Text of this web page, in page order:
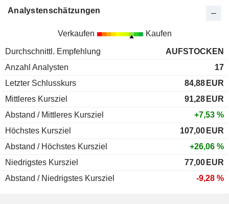
Analystenschätzungen
Verkaufen Kaufen
Durchschnittl. Empfehlung
AUFSTOCKEN
Anzahl Analysten
17
Letzter Schlusskurs
84,88 EUR
Mittleres Kursziel
91,28 EUR
Abstand / Mittleres Kursziel
+7,53 %
Höchstes Kursziel
107,00 EUR
Abstand / Höchstes Kursziel
+26,06 %
Niedrigstes Kursziel
77,00 EUR
Abstand / Niedrigstes Kursziel
-9,28 %